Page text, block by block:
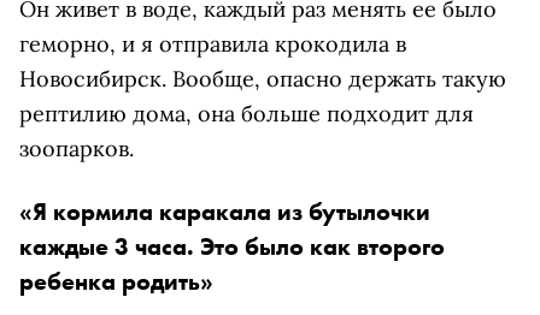
Он живет в воде, каждый раз менять ее было
геморно, и я отправила крокодила в
Новосибирск. Вообще, опасно держать такую
рептилию дома, она больше подходит для
зоопарков.
«Я кормила каракала из бутылочки
каждые 3 часа. Это было как второго
ребенка родить»